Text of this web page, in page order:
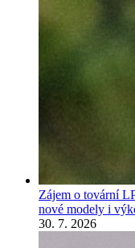
Zájem o tovární
nové modely i
30. 7. 2026